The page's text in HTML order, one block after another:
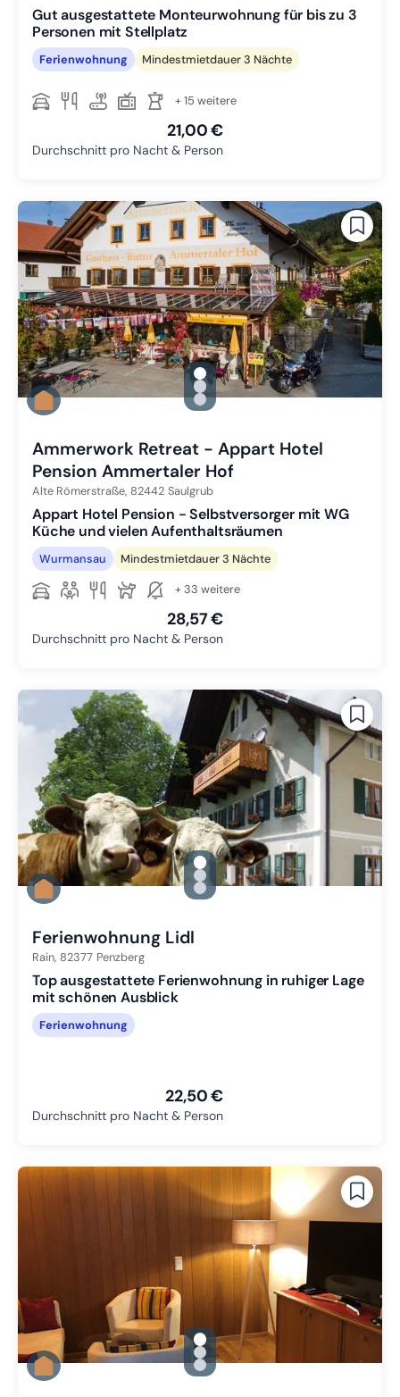
Gut ausgestattete Monteurwohnung für bis zu 3
Personen mit Stellplatz
Ferienwohnung Mindestmietdauer 3 Nächte
+ 15 weitere
21,00 €
Durchschnitt pro Nacht & Person
gallery.slide_selector
Zu Slide 1 wechseln
Zu Slide 2 wechseln
Zu Slide 3 wechseln
Ammerwork Retreat - Appart Hotel
Pension Ammertaler Hof
Alte Römerstraße, 82442 Saulgrub
Appart Hotel Pension - Selbstversorger mit WG
Küche und vielen Aufenthaltsräumen
Wurmansau Mindestmietdauer 3 Nächte
+ 33 weitere
28,57 €
Durchschnitt pro Nacht & Person
gallery.slide_selector
Zu Slide 1 wechseln
Zu Slide 2 wechseln
Zu Slide 3 wechseln
Ferienwohnung Lidl
Rain, 82377 Penzberg
Top ausgestattete Ferienwohnung in ruhiger Lage
mit schönen Ausblick
Ferienwohnung
22,50 €
Durchschnitt pro Nacht & Person
gallery.slide_selector
Zu Slide 1 wechseln
Zu Slide 2 wechseln
Zu Slide 3 wechseln